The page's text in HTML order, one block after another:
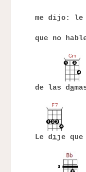
me dijo: le
que no
de las da
Le dije que